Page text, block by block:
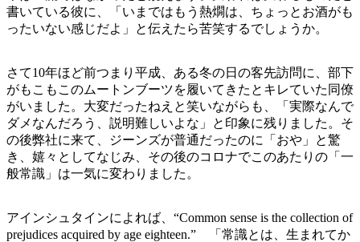
書いている彼に、「いまではもう熱燗は、ちょっとお酒がも
ったいない感じだよ」と伝えたら苦笑するでしょうか。
さて10年ほど前つまり平成、ある冬の日の客先訪問に、部下
がもこもこのムートンブーツを履いてきたとキレていた同僚
がいました。大変だったねえと笑いながらも、「実際なんで
ダメなんだろう、説明難しいよな」と印象に残りました。そ
の後弊社に来て、ジーンズが普通だったのに「おや」と驚
き、嬉々としてなじみ、その後のコロナでこのあたりの「一
般常識」は一気に変わりました。
アインシュタインによれば、“Common sense is the collection of
prejudices acquired by age eighteen.” 「常識とは、生まれてか